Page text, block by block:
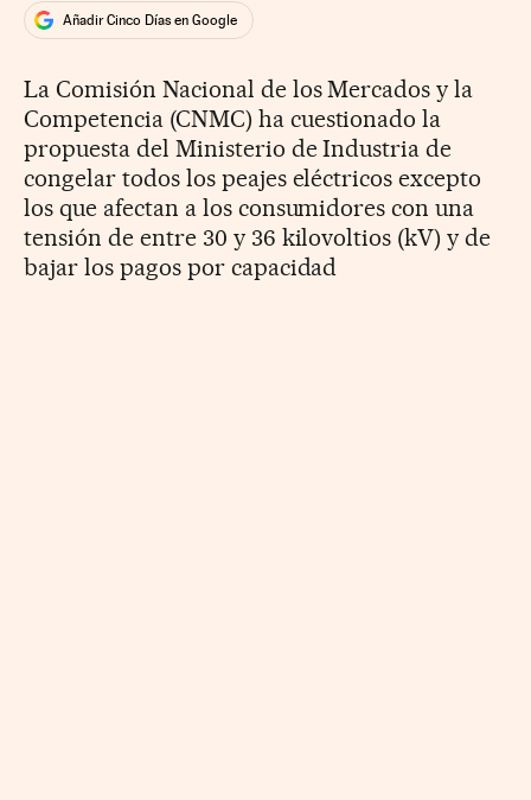
Añadir Cinco Días en Google
La Comisión Nacional de los Mercados y la
Competencia (CNMC) ha cuestionado la
propuesta del Ministerio de Industria de
congelar todos los peajes eléctricos excepto
los que afectan a los consumidores con una
tensión de entre 30 y 36 kilovoltios (kV) y de
bajar los pagos por capacidad